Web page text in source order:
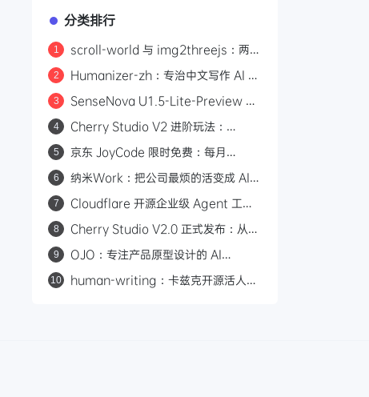
分类排行
1
scroll-world 与 img2threejs：两个
做网页和 3D 模型
2
Humanizer-zh：专治中文写作 AI 味
3
SenseNova U1.5-Lite-Preview 开
4K 图像生成与编辑
4
Cherry Studio V2 进阶玩法：
生态
5
京东 JoyCode 限时免费：每月
大模型
6
纳米Work：把公司最烦的活变成 AI
7
Cloudflare 开源企业级 Agent 工作
8
Cherry Studio V2.0 正式发布：从
能工作站
9
OJO：专注产品原型设计的 AI
10
human-writing：卡兹克开源活人感